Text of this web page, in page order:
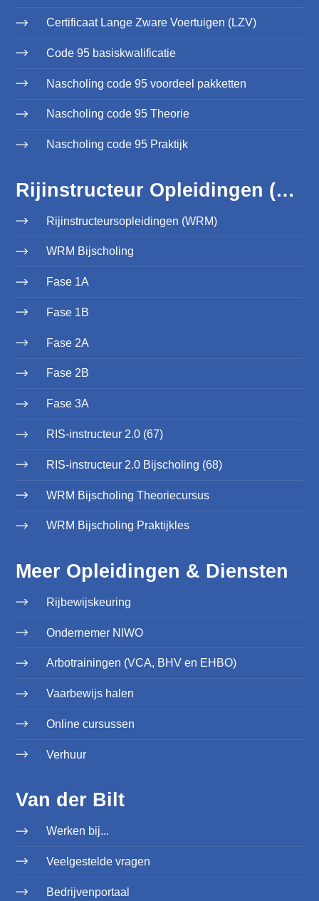
Certificaat Lange Zware Voertuigen (LZV)
Code 95 basiskwalificatie
Nascholing code 95 voordeel pakketten
Nascholing code 95 Theorie
Nascholing code 95 Praktijk
Rijinstructeur Opleidingen (WRM)
Rijinstructeursopleidingen (WRM)
WRM Bijscholing
Fase 1A
Fase 1B
Fase 2A
Fase 2B
Fase 3A
RIS-instructeur 2.0 (67)
RIS-instructeur 2.0 Bijscholing (68)
WRM Bijscholing Theoriecursus
WRM Bijscholing Praktijkles
Meer Opleidingen & Diensten
Rijbewijskeuring
Ondernemer NIWO
Arbotrainingen (VCA, BHV en EHBO)
Vaarbewijs halen
Online cursussen
Verhuur
Van der Bilt
Werken bij...
Veelgestelde vragen
Bedrijvenportaal